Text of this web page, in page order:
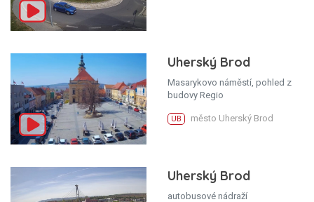
Uherský Brod
Masarykovo náměstí, pohled z
budovy Regio
UB město Uherský Brod
Uherský Brod
autobusové nádraží